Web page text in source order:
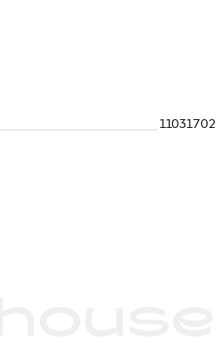
11031702